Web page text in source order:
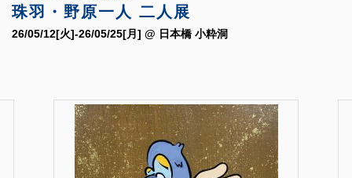
珠羽・野原一人 二人展
26/05/12[火]-26/05/25[月] @ 日本橋 小粋洞